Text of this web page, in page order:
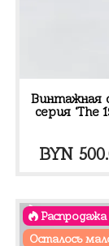
Винтажная
серия ‘The
BYN
BYN
Распродажа
Осталось